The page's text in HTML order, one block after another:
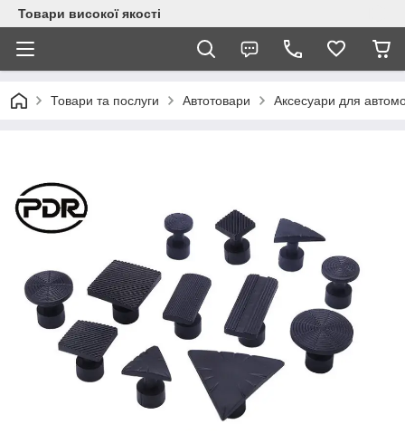
Товари високої якості
Товари та послуги Автотовари Аксесуари для